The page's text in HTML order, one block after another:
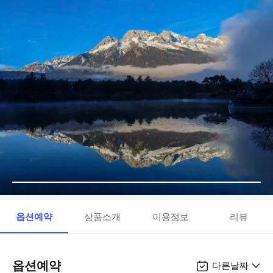
옵션예약 상품소개 이용정보 리뷰
옵션예약 다른날짜